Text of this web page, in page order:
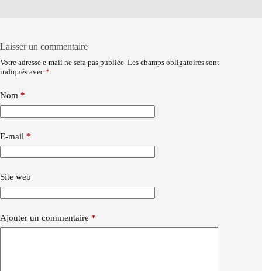
Laisser un commentaire
Votre adresse e-mail ne sera pas publiée. Les champs obligatoires sont
indiqués avec *
Nom *
E-mail *
Site web
Ajouter un commentaire *